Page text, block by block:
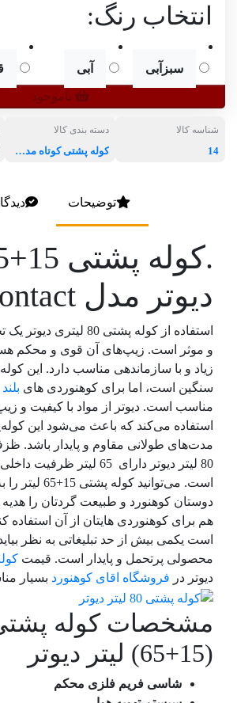
انتخاب رنگ:
سبزآبی آبی
ناموجود
شناسه کالا
14
دسته بندی کالا
کوله پشتی کوتاه مدت (50 تا ۷۰ لیتر )
توضیحات
دیوتر مدل Aircontact
استفاده از کوله‌ پشتی 80
و موثر است. زیپ‌های آن قوی و محکم
زیاد و با سازماندهی مناسب دارد. این
سنگین است، اما برای کوهنوردی های
مناسب است. دیوتر از مواد با کیفیت و
استفاده می‌کند که باعث می‌شود این
مدت‌های طولانی مقاوم و پایدار باشد.
است. می‌توانید کوله
دوستان کوهنورد و طبیعت گردتان را هدیه
هم برای کوهنوردی هایتان از آن استفاده
است یکمی بیش از حد تبلیغاتی به نظر
محصولی پرتحمل و پایدار است. قیمت کوله
دیوتر در فروشگاه اقای کوهنورد بسیار
(15+65) لیتر دیوتر
شاسی فریم فلزی محکم